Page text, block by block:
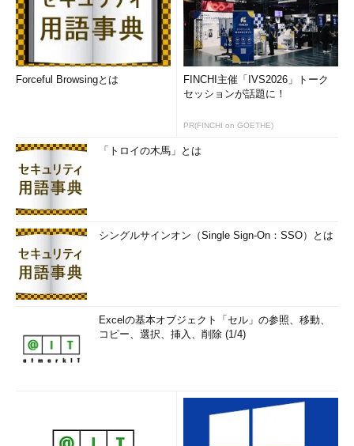
Forceful Browsingとは
FINCHI主催「IVS2026」トーク
セッションが話題に！
PR(FINCHI on GOETHE)
「トロイの木馬」とは
シングルサインオン（Single Sign-On：SSO）とは
Excelの基本オブジェクト「セル」の参照、移動、
コピー、選択、挿入、削除 (1/4)